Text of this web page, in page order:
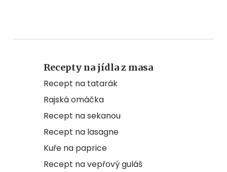
Recepty na jídla z masa
Recept na tatarák
Rajská omáčka
Recept na sekanou
Recept na lasagne
Kuře na paprice
Recept na vepřový guláš